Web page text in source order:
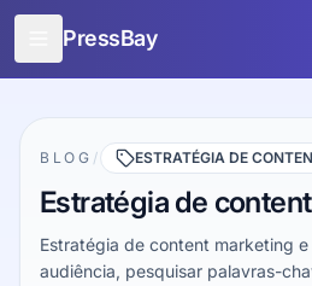
PressBay
Para anunciantes
Características
Como funciona
BLOG / ESTRATÉGIA DE
Estratégia de
Estratégia de content marketing
audiência, pesquisar palavras-